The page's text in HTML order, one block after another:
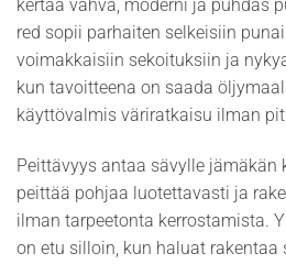
kertaa vahva, moderni ja puhdas
red sopii parhaiten selkeisiin
voimakkaisiin sekoituksiin ja
kun tavoitteena on saada
käyttövalmis väriratkaisu ilman
Peittävyys antaa sävylle jämäkän
peittää pohjaa luotettavasti ja
ilman tarpeetonta kerrostamista.
on etu silloin, kun haluat rakentaa